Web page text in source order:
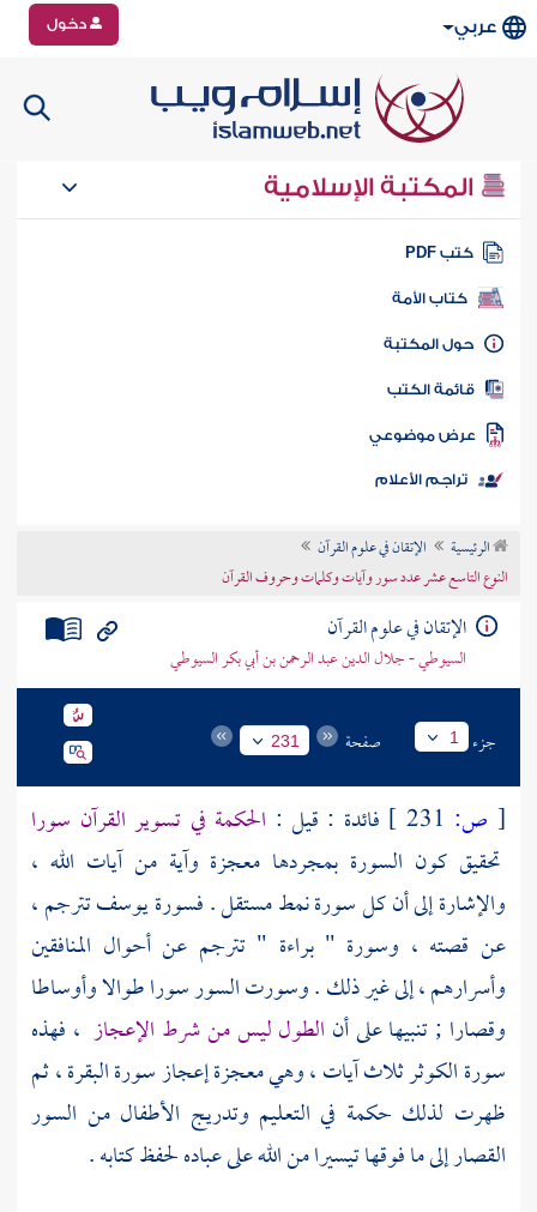
عربي دخول
المكتبة الإسلامية
كتب PDF
كتاب الأمة
المكتبة
الكتب
موضوعي
تراجم الأعلام
الرئيسية
الإتقان في علوم القرآن
النوع التاسع عشر عدد سور وآيات وكلمات وحروف القرآن
الإتقان في علوم القرآن
السيوطي - جلال الدين عبد الرحمن بن أبي بكر السيوطي
جزء 1 صفحة 231
[ ص: فائدة : قيل : الحكمة في تسوير القرآن سورا
تحقيق كون السورة بمجردها معجزة وآية من آيات الله ،
والإشارة إلى أن كل سورة نمط مستقل . فسورة يوسف تترجم ،
عن قصته ، وسورة " براءة " تترجم عن أحوال المنافقين
وأسرارهم ، إلى غير ذلك . وسورت السور سورا طوالا وأوساطا
وقصارا ; تنبيها على أن الطول ليس من شرط الإعجاز ، فهذه
سورة الكوثر ثلاث آيات ، وهي معجزة إعجاز سورة البقرة ، ثم
ظهرت لذلك حكمة في التعليم وتدريج الأطفال من السور
القصار إلى ما فوقها تيسيرا من الله على عباده لحفظ كتابه .